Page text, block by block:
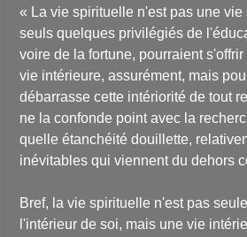
« La vie spirituelle n'est pas une
seuls quelques privilégiés de
voire de la fortune, pourraient
vie intérieure, assurément, mais
débarrasse cette intériorité de tout
ne la confonde point avec la
quelle étanchéité douillette,
inévitables qui viennent du dehors
Bref, la vie spirituelle n'est pas
l'intérieur de soi, mais une vie